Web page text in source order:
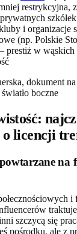
restrykcyjna,
i organizacje
(np. Polskie
prestiż w wąskich
o licencji
na
szczycą się
pośrodku, ale z